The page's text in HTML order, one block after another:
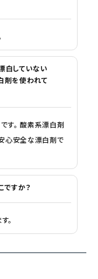
白していない
剤を使われて
す。 酸素系漂白剤
心安全な漂白剤で
ですか？
。